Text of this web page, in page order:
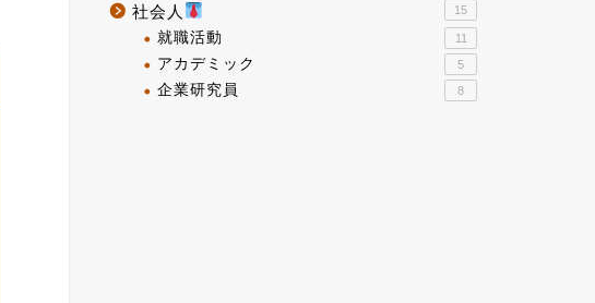
社会人 15
就職活動 11
アカデミック 5
企業研究員 8